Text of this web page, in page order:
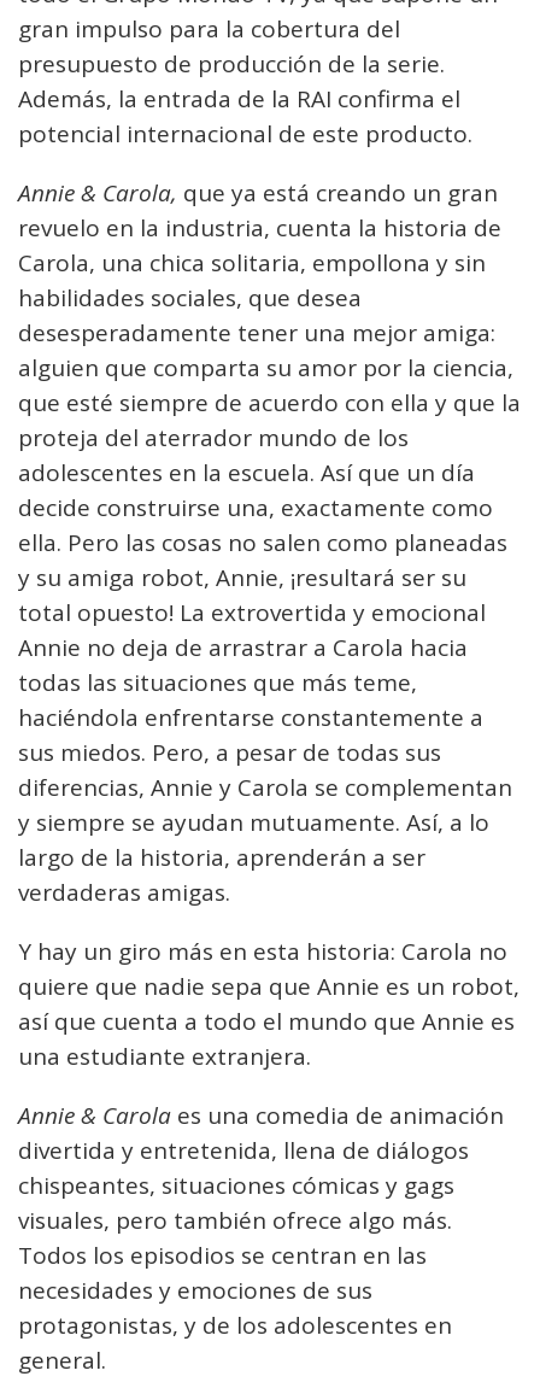
gran impulso para la cobertura del
presupuesto de producción de la serie.
Además, la entrada de la RAI confirma el
potencial internacional de este producto.
Annie & Carola, que ya está creando un gran
revuelo en la industria, cuenta la historia de
Carola, una chica solitaria, empollona y sin
habilidades sociales, que desea
desesperadamente tener una mejor amiga:
alguien que comparta su amor por la ciencia,
que esté siempre de acuerdo con ella y que la
proteja del aterrador mundo de los
adolescentes en la escuela. Así que un día
decide construirse una, exactamente como
ella. Pero las cosas no salen como planeadas
y su amiga robot, Annie, ¡resultará ser su
total opuesto! La extrovertida y emocional
Annie no deja de arrastrar a Carola hacia
todas las situaciones que más teme,
haciéndola enfrentarse constantemente a
sus miedos. Pero, a pesar de todas sus
diferencias, Annie y Carola se complementan
y siempre se ayudan mutuamente. Así, a lo
largo de la historia, aprenderán a ser
verdaderas amigas.
Y hay un giro más en esta historia: Carola no
quiere que nadie sepa que Annie es un robot,
así que cuenta a todo el mundo que Annie es
una estudiante extranjera.
Annie & Carola es una comedia de animación
divertida y entretenida, llena de diálogos
chispeantes, situaciones cómicas y gags
visuales, pero también ofrece algo más.
Todos los episodios se centran en las
necesidades y emociones de sus
protagonistas, y de los adolescentes en
general.